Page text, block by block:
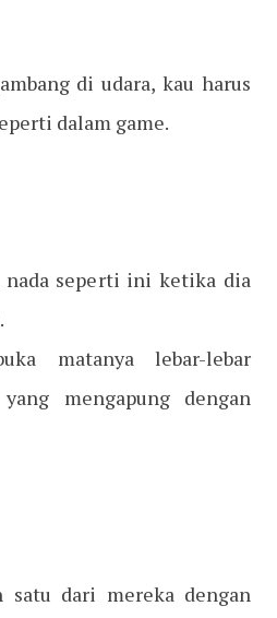
di udara, kau harus
dalam game.
nada seperti ini ketika dia
matanya lebar-lebar
mengapung dengan
satu dari mereka dengan